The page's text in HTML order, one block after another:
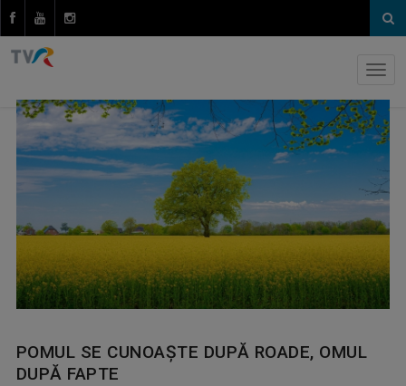
POMUL SE CUNOAȘTE DUPĂ ROADE, OMUL
DUPĂ FAPTE